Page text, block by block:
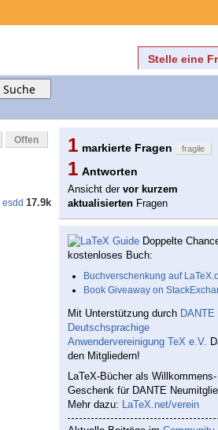
Stelle eine
Offen
esdd 17.9k
1 markierte Fragen fragile
1 Antworten
Ansicht der vor kurzem
aktualisierten Fragen
Doppelte
kostenloses Buch:
Buchverschenkung auf
Book Giveaway on
Mit Unterstützung durch DANTE
Deutschsprachige
Anwendervereinigung TeX e.V.
den Mitgliedern!
LaTeX-Bücher als Willkommens-
Geschenk für DANTE
Mehr dazu: LaTeX.net/verein